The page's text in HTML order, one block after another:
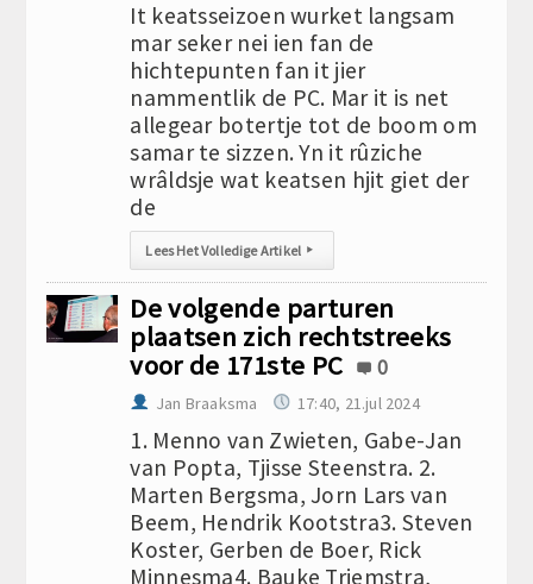
It keatsseizoen wurket langsam
mar seker nei ien fan de
hichtepunten fan it jier
nammentlik de PC. Mar it is net
allegear botertje tot de boom om
samar te sizzen. Yn it rûziche
wrâldsje wat keatsen hjit giet der
de
Lees Het Volledige Artikel ▸
De volgende parturen
plaatsen zich rechtstreeks
voor de 171ste PC
0
Jan Braaksma 17:40, 21.jul 2024
1. Menno van Zwieten, Gabe-Jan
van Popta, Tjisse Steenstra. 2.
Marten Bergsma, Jorn Lars van
Beem, Hendrik Kootstra3. Steven
Koster, Gerben de Boer, Rick
Minnesma4. Bauke Triemstra,